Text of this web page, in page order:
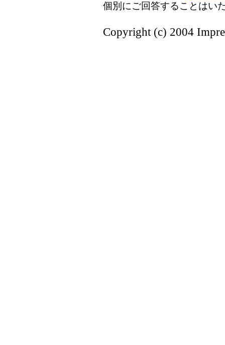
個別にご回答することはい
Copyright (c) 2004